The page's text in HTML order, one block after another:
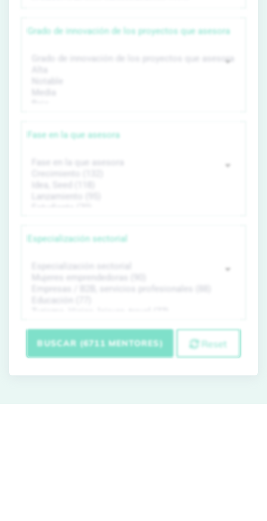
Grado de innovación de los proyectos que asesora
Fase en la que asesora
Especialización sectorial
BUSCAR (6711 MENTORES) Reset